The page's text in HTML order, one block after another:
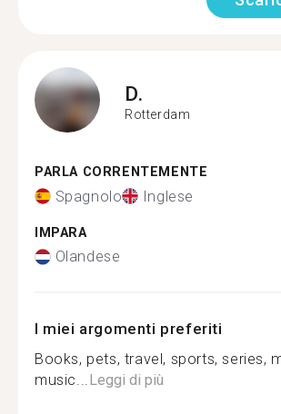
D.
Rotterdam
PARLA CORRENTEMENTE
Spagnolo Inglese
IMPARA
Olandese
I miei argomenti preferiti
Books, pets, travel, sports, series,
music...Leggi di più